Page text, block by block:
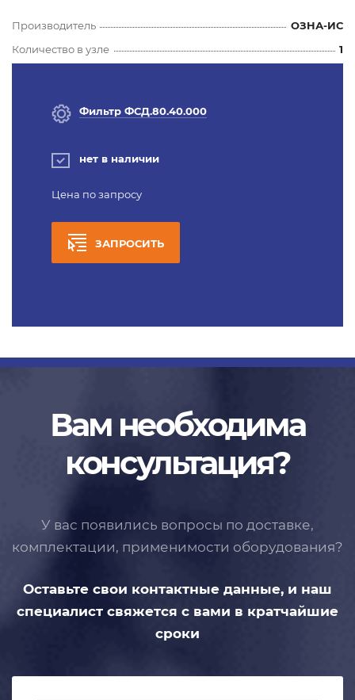
Производитель
ОЗНА-ИС
Количество в узле
1
Фильтр ФСД.80.40.000
нет в наличии
Цена по запросу
ЗАПРОСИТЬ
Вам необходима
консультация?
У вас появились вопросы по доставке,
комплектации, применимости оборудования?
Оставьте свои контактные данные, и наш
специалист свяжется с вами в кратчайшие
сроки